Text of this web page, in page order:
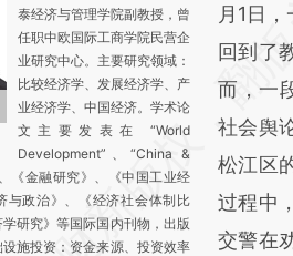
泰经济与管理学院副教授，曾
任职中欧国际工商学院民营企
业研究中心。主要研究领域：
比较经济学、发展经济学、产
业经济学、中国经济。学术论
文主要发表在 “World
Development”、“China &
《金融研究》、《中国工业经
与政治》、《经济社会体制比
研究》等国际国内刊物，出版
施投资：资金来源、投资效率
AI
而成，
财新观
比对和
月1日
回到了
而，一
社会舆
松江区
过程中
交警在